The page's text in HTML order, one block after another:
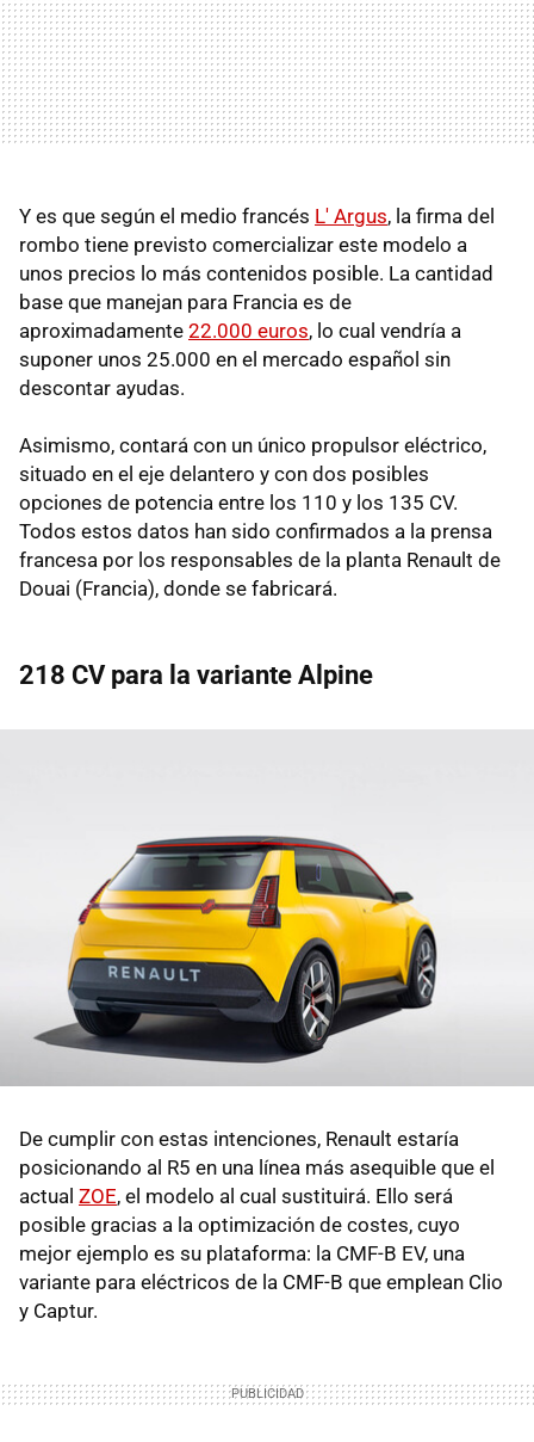
Y es que según el medio francés L' Argus, la firma del
rombo tiene previsto comercializar este modelo a
unos precios lo más contenidos posible. La cantidad
base que manejan para Francia es de
aproximadamente 22.000 euros, lo cual vendría a
suponer unos 25.000 en el mercado español sin
descontar ayudas.
Asimismo, contará con un único propulsor eléctrico,
situado en el eje delantero y con dos posibles
opciones de potencia entre los 110 y los 135 CV.
Todos estos datos han sido confirmados a la prensa
francesa por los responsables de la planta Renault de
Douai (Francia), donde se fabricará.
218 CV para la variante Alpine
De cumplir con estas intenciones, Renault estaría
posicionando al R5 en una línea más asequible que el
actual ZOE, el modelo al cual sustituirá. Ello será
posible gracias a la optimización de costes, cuyo
mejor ejemplo es su plataforma: la CMF-B EV, una
variante para eléctricos de la CMF-B que emplean Clio
y Captur.